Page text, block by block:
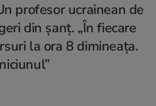
profesor ucrainean de
din șanț. „În fiecare
la ora 8 dimineața.